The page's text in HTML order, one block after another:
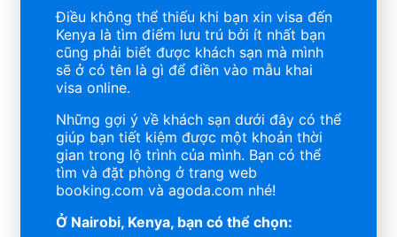
Điều không thể thiếu khi bạn xin visa đến
Kenya là tìm điểm lưu trú bởi ít nhất bạn
cũng phải biết được khách sạn mà mình
sẽ ở có tên là gì để điền vào mẫu khai
visa online.
Những gợi ý về khách sạn dưới đây có thể
giúp bạn tiết kiệm được một khoản thời
gian trong lộ trình của mình. Bạn có thể
tìm và đặt phòng ở trang web
booking.com và agoda.com nhé!
Ở Nairobi, Kenya, bạn có thể chọn: